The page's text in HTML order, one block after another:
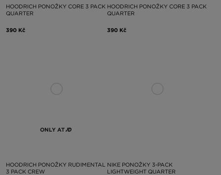
HOODRICH PONOŽKY CORE 3 PACK
QUARTER
390 Kč
HOODRICH PONOŽKY CORE 3 PACK
QUARTER
390 Kč
ONLY AT
HOODRICH PONOŽKY RUDIMENTAL
3 PACK CREW
NIKE PONOŽKY 3-PACK
LIGHTWEIGHT QUARTER